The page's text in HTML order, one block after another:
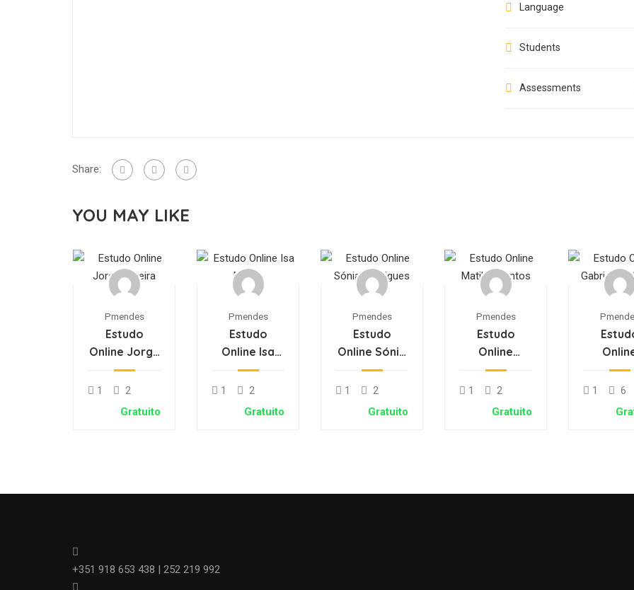
Language
Students
Assessments
Share:
YOU MAY LIKE
Pmendes
Estudo
Online Jorge
Oliveira
1
2
Gratuito
Pmendes
Estudo
Online Isa
Matos
1
2
Gratuito
Pmendes
Estudo
Online Sónia
Rodrigues
1
2
Gratuito
Pmendes
Estudo
Online
Matilde
Santos
1
2
Gratuito
Gabriel
1
6
+351 918 653 438 | 252 219 992